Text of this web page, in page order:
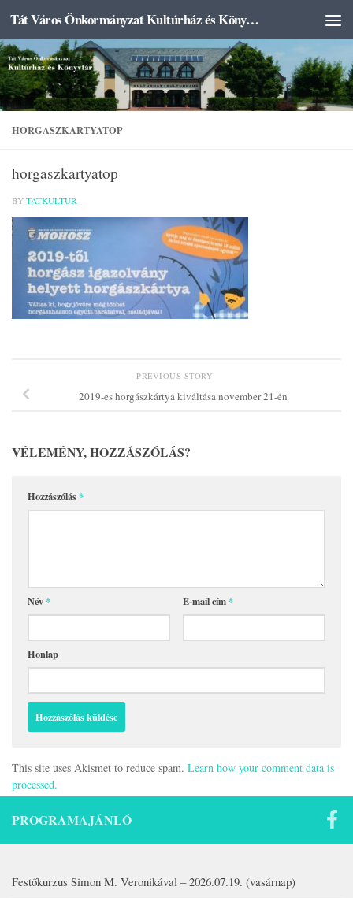
Skip to content Tát Város Önkormányzat Kultúrház és Könyvtár
HORGASZKARTYATOP
horgaszkartyatop
BY TATKULTUR
PREVIOUS STORY
2019-es horgászkártya kiváltása november 21-én
VÉLEMÉNY, HOZZÁSZÓLÁS?
Hozzászólás*
Név* E-mail cím*
Honlap
This site uses Akismet to reduce spam. Learn how your comment data is
processed.
PROGRAMAJÁNLÓ
Festőkurzus Simon M. Veronikával – 2026.07.19. (vasárnap)